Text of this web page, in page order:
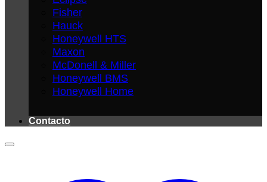
Fisher
Hauck
Honeywell HTS
Maxon
McDonell & Miller
Honeywell BMS
Honeywell Home
Contacto